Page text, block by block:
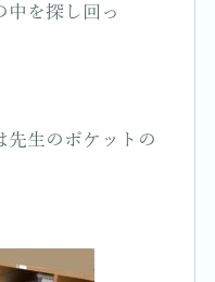
中を探し回っ
先生のポケットの